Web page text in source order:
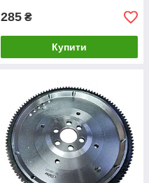
285 ₴
Купити